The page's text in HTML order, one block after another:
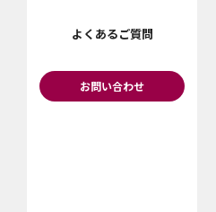
よくあるご質問
お問い合わせ